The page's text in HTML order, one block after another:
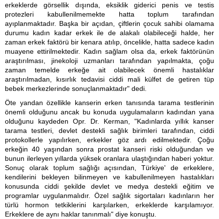
erkeklerde görsellik dışında, eksiklik giderici penis ve testis
protezleri kabullenilmemekte hatta toplum tarafından
ayıplanmaktadır. Başka bir açıdan, çiftlerin çocuk sahibi olamama
durumu kadın kadar erkek ile de alakalı olabileceği halde, her
zaman erkek faktörü bir kenara atılıp, öncelikle, hatta sadece kadın
muayene ettirilmektedir. Kadın sağlam olsa da, erkek faktörünün
araştırılması, jinekoloji uzmanları tarafından yapılmakta, çoğu
zaman temelde erkeğe ait olabilecek önemli hastalıklar
araştırılmadan, kısırlık tedavisi ciddi mali külfet de getiren tüp
bebek merkezlerinde sonuçlanmaktadır" dedi.
Öte yandan özellikle kanserin erken tanısında tarama testlerinin
önemli olduğunu ancak bu konuda uygulamaların kadından yana
olduğunu kaydeden Opr. Dr. Kerman, "Kadınlarda yıllık kanser
tarama testleri, devlet destekli sağlık birimleri tarafından, ciddi
protokollerle yapılırken, erkekler göz ardı edilmektedir. Çoğu
erkeğin 40 yaşından sonra prostat kanseri riski olduğundan ve
bunun ilerleyen yıllarda yüksek oranlara ulaştığından haberi yoktur.
Sonuç olarak toplum sağlığı açısından, Türkiye' de erkeklere,
kendilerini bekleyen bilinmeyen ve kabullenilmeyen hastalıkları
konusunda ciddi şekilde devlet ve medya destekli eğitim ve
programlar uygulanmalıdır. Özel sağlık sigortaları kadınların her
türlü hormon tetkiklerini karşılarken, erkeklerde karşılamıyor.
Erkeklere de aynı haklar tanınmalı" diye konuştu.